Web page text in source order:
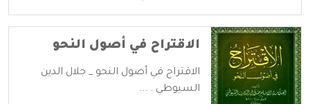
الاقتراح في أصول النحو
الاقتراح في أصول النحو _ جلال الدين
السيوطي . ...